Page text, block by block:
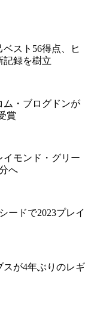
スト56得点、ヒ
記録を樹立
ム・ブログドンが
賞
モンド・グリー
へ
ードで2023プレイ
スが4年ぶりのレギ